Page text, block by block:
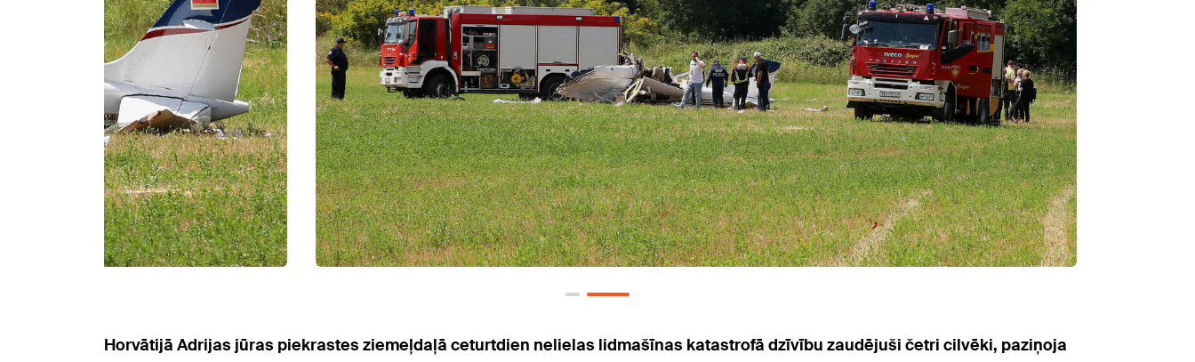
Horvātijā Adrijas jūras piekrastes ziemeļdaļā ceturtdien nelielas lidmašīnas katastrofā dzīvību zaudējuši četri cilvēki, paziņoja